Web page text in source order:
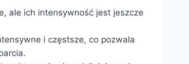
ale ich intensywność jest jeszcze
i częstsze, co pozwala